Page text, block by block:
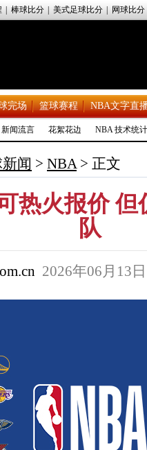
棒球比分 美式足球比分 网球比分
完场 篮球赛程 NBA文字直
新闻流言 花絮花边 NBA 技术统计
闻 > NBA> 正文
热火报价
队
2026年06月13